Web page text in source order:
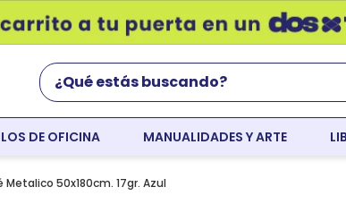
¿Qué estás buscando?
DE OFICINA MANUALIDADES Y ARTE
Metalico 50x180cm. 17gr. Azul
world english